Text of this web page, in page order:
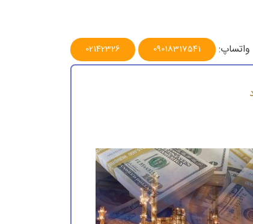
واتساپ: 09018317541
02142326